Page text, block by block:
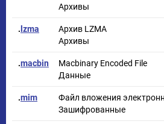
Архивы
. lzma
Архив LZMA
Архивы
.macbin
Macbinary Encoded File
Данные
.mim
Файл вложения
Зашифрованные